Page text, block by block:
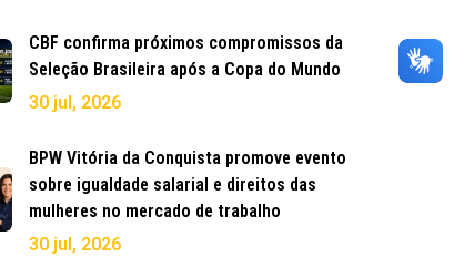
CBF confirma próximos compromissos da
Seleção Brasileira após a Copa do Mundo
30 jul, 2026
BPW Vitória da Conquista promove evento
sobre igualdade salarial e direitos das
mulheres no mercado de trabalho
30 jul, 2026